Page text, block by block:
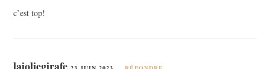
c’est top!